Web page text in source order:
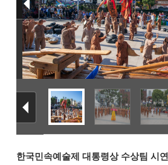
한국민속예술제 대통령상 수상팀 시연